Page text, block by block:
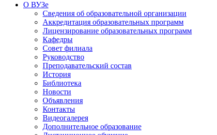
О ВУЗе
Сведения об образовательной организации
Аккредитация образовательных программ
Лицензирование образовательных программ
Кафедры
Совет филиала
Руководство
Преподавательский состав
История
Библиотека
Новости
Объявления
Контакты
Видеогалерея
Дополнительное образование